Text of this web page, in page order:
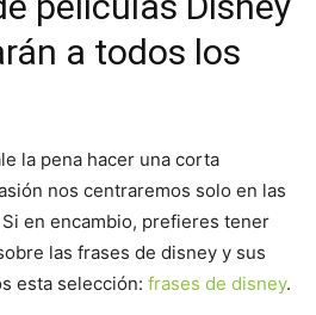
a todos los
la pena hacer una corta
nos centraremos solo en las
en encambio, prefieres tener
las frases de disney y sus
esta selección: frases de disney.